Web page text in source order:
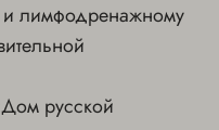
и лимфодренажному
русской